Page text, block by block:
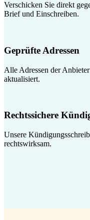
Verschicken Sie direkt
Brief und Einschreiben.
Geprüfte Adressen
Alle Adressen der
aktualisiert.
Rechtssichere
Unsere
rechtswirksam.